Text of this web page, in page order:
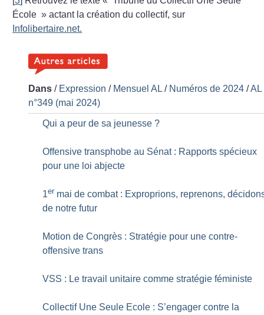
École » actant la création du collectif, sur
Infolibertaire.net.
Dans / Expression / Mensuel AL / Numéros de 2024 /AL
n°349 (mai 2024)
Qui a peur de sa jeunesse ?
Offensive transphobe au Sénat : Rapports spécieux
pour une loi abjecte
1er mai de combat : Exproprions, reprenons,
de notre futur
Motion de Congrès : Stratégie pour une contre-
offensive trans
VSS : Le travail unitaire comme stratégie féministe
Collectif Une Seule Ecole : S’engager contre la